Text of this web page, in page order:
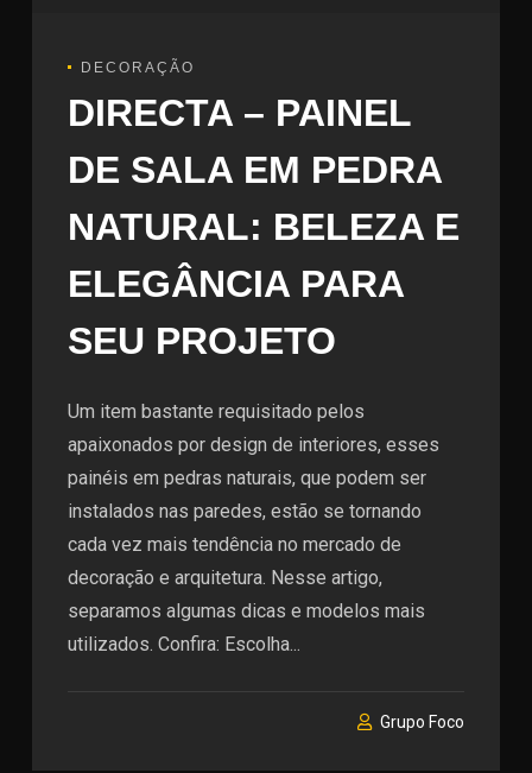
DECORAÇÃO
DIRECTA – PAINEL
DE SALA EM PEDRA
NATURAL: BELEZA E
ELEGÂNCIA PARA
SEU PROJETO
Um item bastante requisitado pelos
apaixonados por design de interiores, esses
painéis em pedras naturais, que podem ser
instalados nas paredes, estão se tornando
cada vez mais tendência no mercado de
decoração e arquitetura. Nesse artigo,
separamos algumas dicas e modelos mais
utilizados. Confira: Escolha...
Grupo Foco